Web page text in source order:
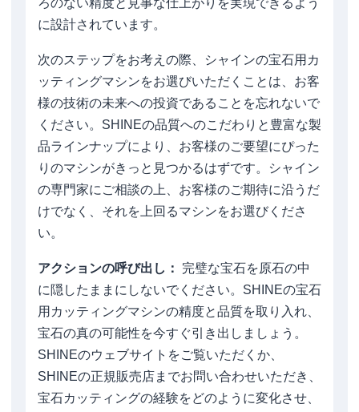
ろのない精度と見事な仕上がりを実現できるよう
に設計されています。
次のステップをお考えの際、シャインの宝石用カ
ッティングマシンをお選びいただくことは、お客
様の技術の未来への投資であることを忘れないで
ください。SHINEの品質へのこだわりと豊富な製
品ラインナップにより、お客様のご要望にぴった
りのマシンがきっと見つかるはずです。シャイン
の専門家にご相談の上、お客様のご期待に沿うだ
けでなく、それを上回るマシンをお選びくださ
い。
アクションの呼び出し：
完璧な宝石を原石の中
に隠したままにしないでください。SHINEの宝石
用カッティングマシンの精度と品質を取り入れ、
宝石の真の可能性を今すぐ引き出しましょう。
SHINEのウェブサイトをご覧いただくか、
SHINEの正規販売店までお問い合わせいただき、
宝石カッティングの経験をどのように変化させ、